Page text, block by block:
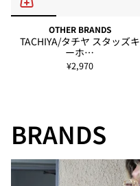
OTHER BRANDS
TACHIYA/タチヤ スタッズキ
ーホ…
¥2,970
BRANDS